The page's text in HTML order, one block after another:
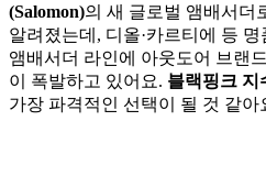
(Salomon)의 새 글로벌 앰배서더
알려졌는데, 디올·카르티에 등
앰배서더 라인에 아웃도어 브랜
이 폭발하고 있어요. 블랙핑크 지
가장 파격적인 선택이 될 것 같아